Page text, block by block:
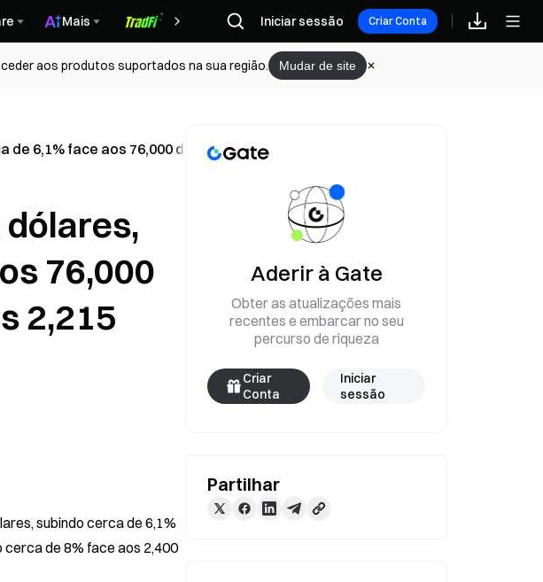
Mais Recompensas
Iniciar sessão Criar Conta
aos produtos suportados na sua região. Mudar de site
6,1% face aos 76,000 dólares; a cotação do ETH ronda os 2,215 dólares
dólares,
76,000
2,215
subindo cerca de 6,1%
de 8% face aos 2,400
Aderir à Gate
Obter as atualizações mais
recentes e embarcar no seu
percurso de riqueza
Criar
Conta
Iniciar
sessão
Partilhar